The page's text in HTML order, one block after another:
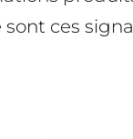
sont ces